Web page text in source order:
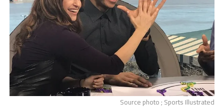
Source photo ; Sports Illustrated